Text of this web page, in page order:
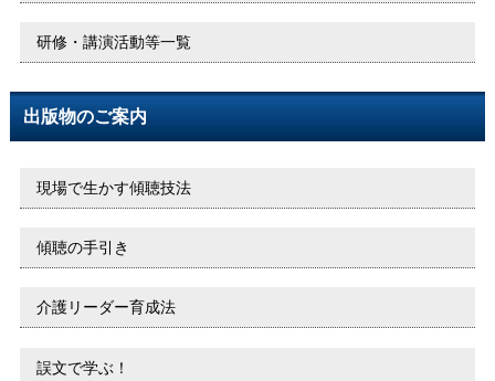
研修・講演活動等一覧
出版物のご案内
現場で生かす傾聴技法
傾聴の手引き
介護リーダー育成法
誤文で学ぶ！